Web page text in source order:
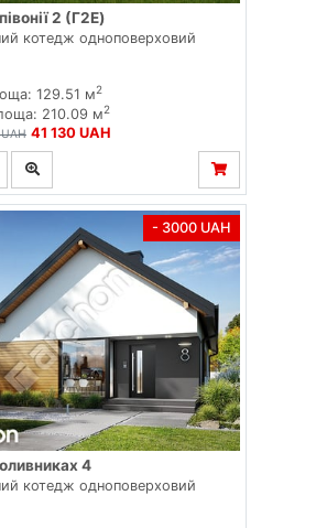
2 (Г2E)
котедж одноповерховий
129.51 м2
210.09 м2
41 130 UAH
- 3000 UAH
4
котедж одноповерховий